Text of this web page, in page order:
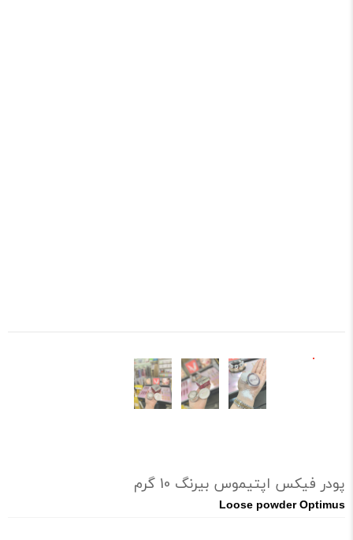
پودر فیکس اپتیموس بیرنگ 10 گرم
Loose powder Optimus